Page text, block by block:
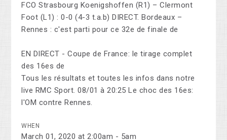
FCO Strasbourg Koenigshoffen (R1) – Clermont
Foot (L1) : 0-0 (4-3 t.a.b) DIRECT. Bordeaux –
Rennes : c'est parti pour ce 32e de finale de
EN DIRECT - Coupe de France: le tirage complet
des 16es de
Tous les résultats et toutes les infos dans notre
live RMC Sport. 08/01 à 20:25 Le choc des 16es:
l'OM contre Rennes.
WHEN
March 01, 2020 at 2:00am - 5am